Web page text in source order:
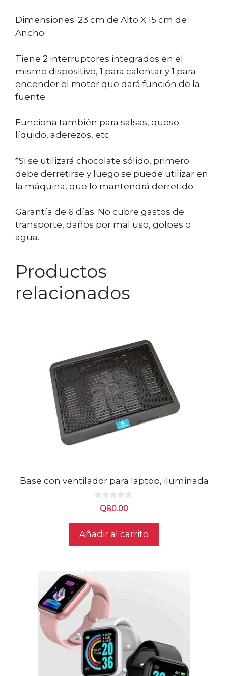
Dimensiones: 23 cm de Alto X 15 cm de
Ancho
Tiene 2 interruptores integrados en el
mismo dispositivo, 1 para calentar y 1 para
encender el motor que dará función de la
fuente.
Funciona también para salsas, queso
líquido, aderezos, etc.
*Si se utilizará chocolate sólido, primero
debe derretirse y luego se puede utilizar en
la máquina, que lo mantendrá derretido.
Garantía de 6 días. No cubre gastos de
transporte, daños por mal uso, golpes o
agua.
Productos
relacionados
Base con ventilador para laptop, iluminada
Q80.00
Añadir al carrito